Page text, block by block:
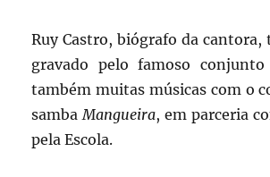
Ruy Castro, biógrafo da
gravado pelo famoso
também muitas músicas com o
sambaMangueira, em parceria
pela Escola.